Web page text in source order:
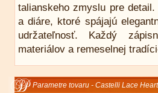
talianskeho zmyslu pre
a diáre, ktoré spájajú
udržateľnosť. Každý
materiálov a remeselnej
Parametre tovaru - Castelli Lace